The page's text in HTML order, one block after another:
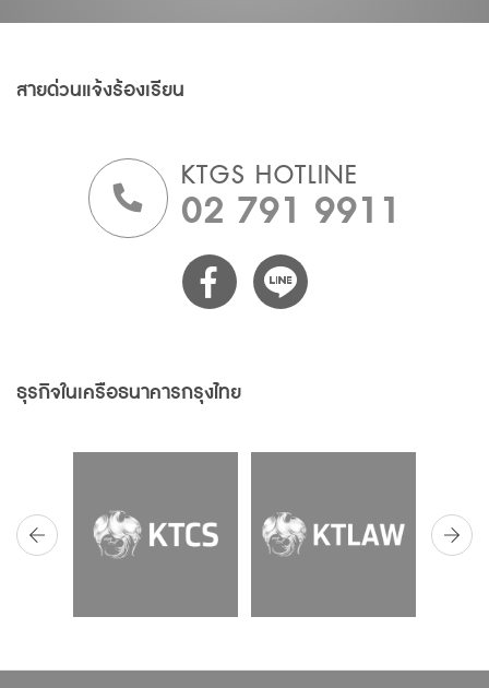
สายด่วนแจ้งร้องเรียน
KTGS HOTLINE
02 791 9911
ธุรกิจในเครือธนาคารกรุงไทย